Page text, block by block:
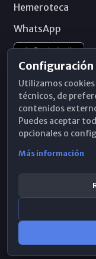
Hemeroteca
WhatsApp
Configuración
Utilizamos
técnicos, de
contenidos
Puedes aceptar
opcionales o
Más información